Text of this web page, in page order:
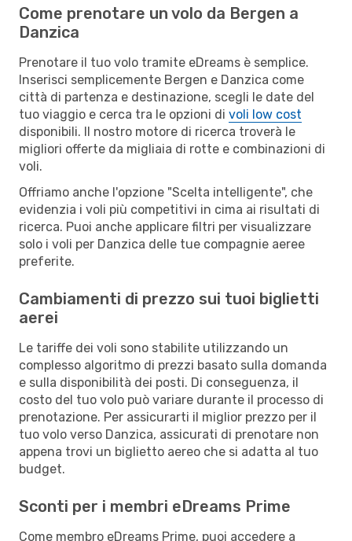
Come prenotare un volo da Bergen a
Danzica
Prenotare il tuo volo tramite eDreams è semplice.
Inserisci semplicemente Bergen e Danzica come
città di partenza e destinazione, scegli le date del
tuo viaggio e cerca tra le opzioni di voli low cost
disponibili. Il nostro motore di ricerca troverà le
migliori offerte da migliaia di rotte e combinazioni di
voli.
Offriamo anche l'opzione "Scelta intelligente", che
evidenzia i voli più competitivi in cima ai risultati di
ricerca. Puoi anche applicare filtri per visualizzare
solo i voli per Danzica delle tue compagnie aeree
preferite.
Cambiamenti di prezzo sui tuoi biglietti
aerei
Le tariffe dei voli sono stabilite utilizzando un
complesso algoritmo di prezzi basato sulla domanda
e sulla disponibilità dei posti. Di conseguenza, il
costo del tuo volo può variare durante il processo di
prenotazione. Per assicurarti il miglior prezzo per il
tuo volo verso Danzica, assicurati di prenotare non
appena trovi un biglietto aereo che si adatta al tuo
budget.
Sconti per i membri eDreams Prime
Come membro eDreams Prime, puoi accedere a